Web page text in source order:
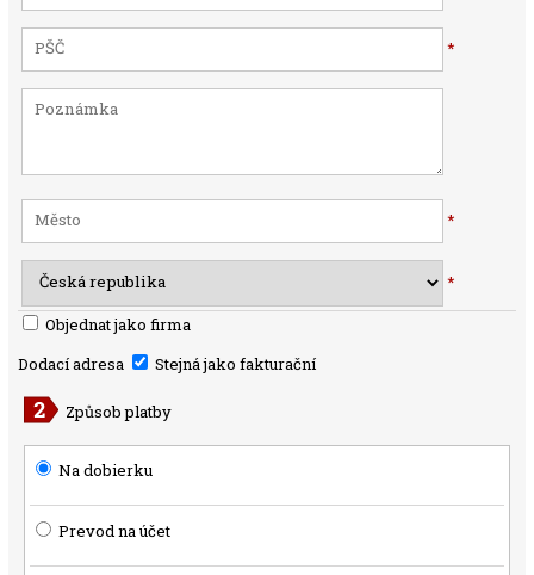
*
*
*
Objednat jako firma
Dodací adresa
Stejná jako fakturační
Způsob platby
Na dobierku
Prevod na účet